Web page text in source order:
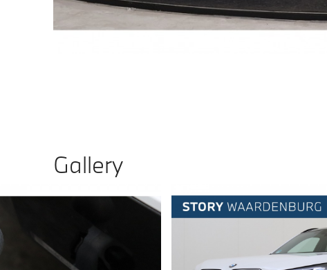
Gallery